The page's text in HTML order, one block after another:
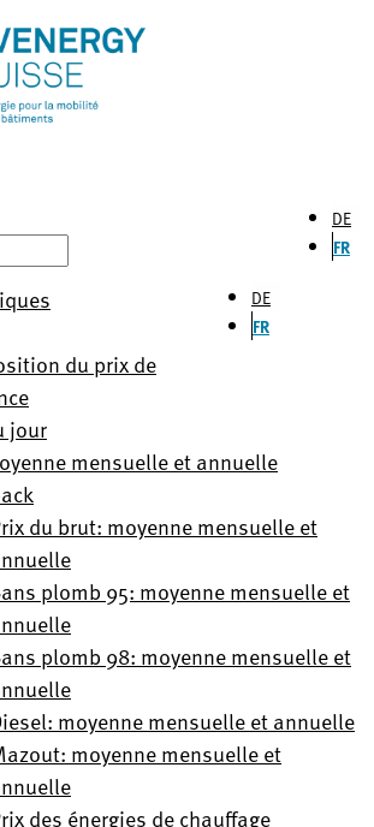
DE
FR
DE
FR
du prix de
jour
mensuelle et annuelle
du brut: moyenne mensuelle et
plomb 95: moyenne mensuelle et
plomb 98: moyenne mensuelle et
moyenne mensuelle et annuelle
moyenne mensuelle et
des énergies de chauffage